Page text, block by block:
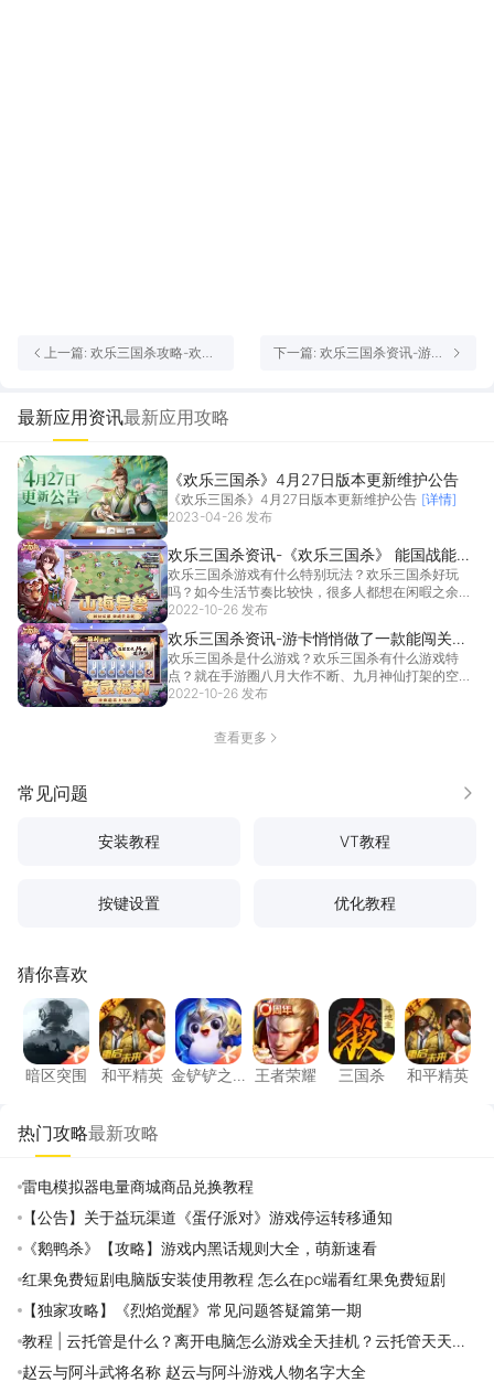
上一篇: 欢乐三国杀攻略-欢乐
下一篇: 欢乐三国杀资讯-游卡
最新应用资讯最新应用攻略
《欢乐三国杀》4月27日版本更新维护公告
《欢乐三国杀》4月27日版本更新维护公告 [详情]
2023-04-26 发布
欢乐三国杀资讯-《欢乐三国杀》 能国战能斗
地主
欢乐三国杀游戏有什么特别玩法？欢乐三国杀好玩
吗？如今生活节奏比较快，很多人都想在闲暇之余玩
玩休闲游戏放松一下，另外最好还带有竞技性，能和
朋友组队开黑或者PK一下，也是朋友间的一种乐趣。
如果能把休闲和竞技相结合，然后在手机上随时随地
可以玩，又不会消耗太多时间，会不会更火呢？10月
26日《欢乐三国杀》上线公测，满足休闲竞技全部条
件，一起来看看！
2022-10-26 发布
欢乐三国杀资讯-游卡悄悄做了一款能闯关的
“Q版三国杀”
欢乐三国杀是什么游戏？欢乐三国杀有什么游戏特
点？就在手游圈八月大作不断、九月神仙打架的空
档，一向不怎么喜欢刷存在感的游卡悄悄上线了一款
改动，做了一款Q版复刻；不过大家先不用急着“蒸”
起来，就目前游戏中的内容来看，《欢乐三国杀》要
2022-10-26 发布
查看更多
常见问题 更多
安装教程 VT教程
按键设置 优化教程
猜你喜欢
暗区突围
暗区突围
和平精英
和平精英
金铲铲之战
金铲铲之
王者荣耀
王者荣耀
三国杀
三国杀
和平精
和平精英
热门攻略最新攻略
雷电模拟器电量商城商品兑换教程
【公告】关于益玩渠道《蛋仔派对》游戏停运转移通知
《鹅鸭杀》【攻略】游戏内黑话规则大全，萌新速看
红果免费短剧电脑版安装使用教程 怎么在pc端看红果免费短剧
【独家攻略】《烈焰觉醒》常见问题答疑篇第一期
教程 | 云托管是什么？离开电脑怎么游戏全天挂机？云托管天天免
费领取攻略
赵云与阿斗武将名称 赵云与阿斗游戏人物名字大全